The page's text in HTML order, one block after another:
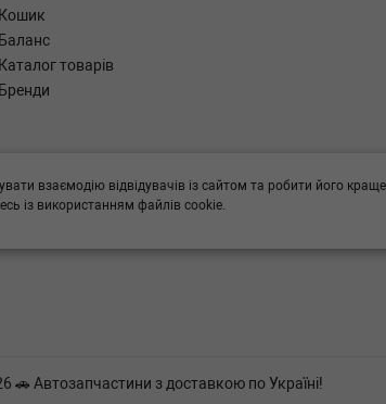
Кошик
Баланс
Каталог товарів
Бренди
🚗 Автозапчастини з доставкою по Україні!
взаємодію відвідувачів із сайтом та робити його
із використанням файлів cookie.